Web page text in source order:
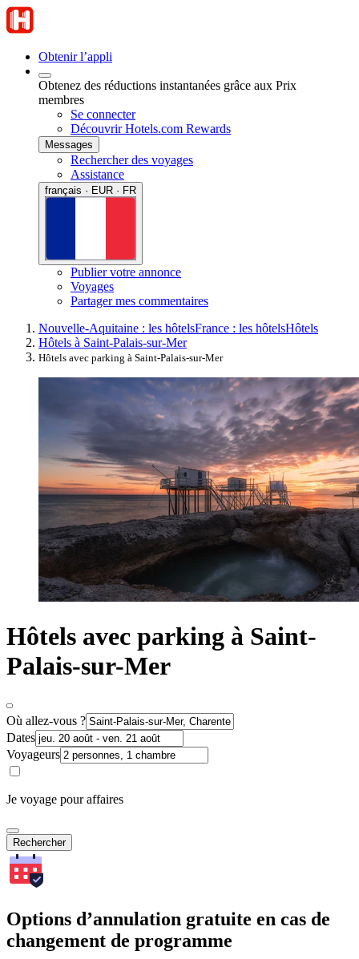
Obtenir l’appli
Obtenez des réductions instantanées grâce aux Prix
membres
Se connecter
Découvrir Hotels.com Rewards
Messages
Rechercher des voyages
Assistance
français · EUR · FR
Publier votre annonce
Voyages
Partager mes commentaires
Nouvelle-Aquitaine : les hôtelsFrance : les hôtelsHôtels
Hôtels à Saint-Palais-sur-Mer
Hôtels avec parking à Saint-Palais-sur-Mer
Hôtels avec parking à Saint-
Palais-sur-Mer
Où allez-vous ?
Dates
Voyageurs
Je voyage pour affaires
Rechercher
Options d’annulation gratuite en cas de
changement de programme